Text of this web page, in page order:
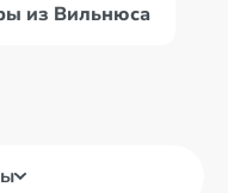
из Вильнюса